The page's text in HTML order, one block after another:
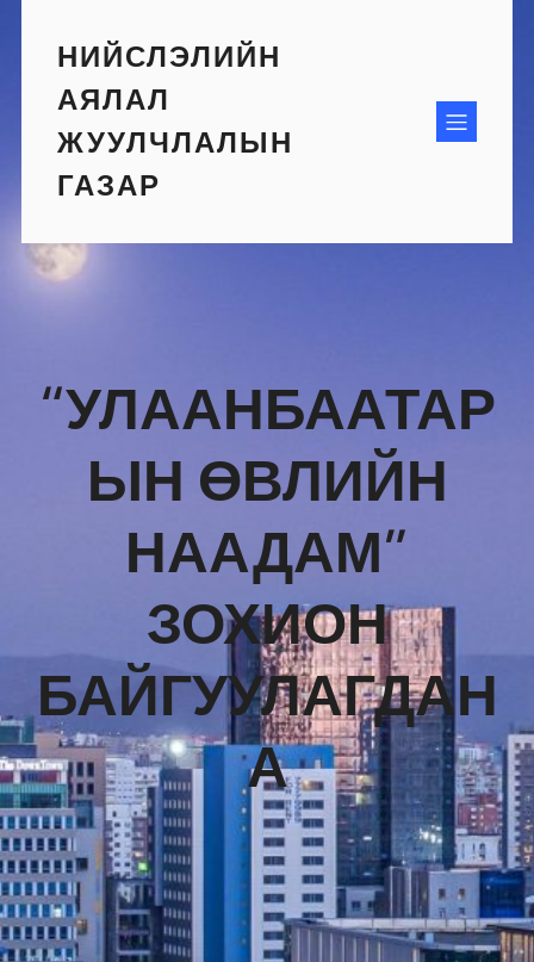
contentНИЙСЛЭЛИЙН
АЯЛАЛ
ЖУУЛЧЛАЛЫН
ГАЗАР
“УЛААНБААТАР
ЫН ӨВЛИЙН
НААДАМ”
ЗОХИОН
БАЙГУУЛАГДАН
А